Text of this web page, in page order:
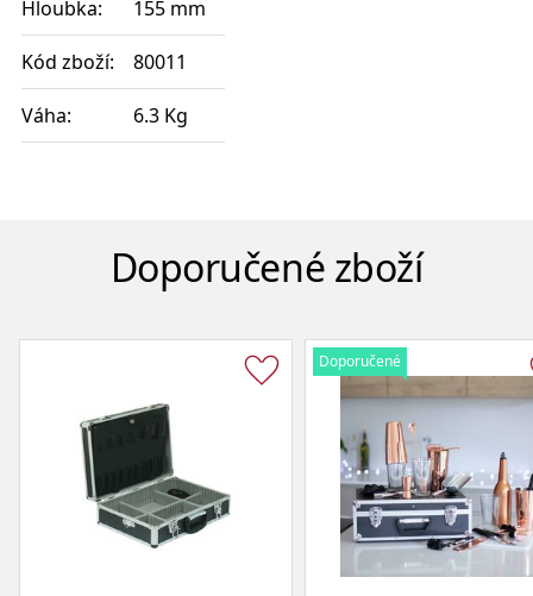
Hloubka: 155 mm
Kód zboží: 80011
Váha: 6.3 Kg
Doporučené zboží
Doporučené